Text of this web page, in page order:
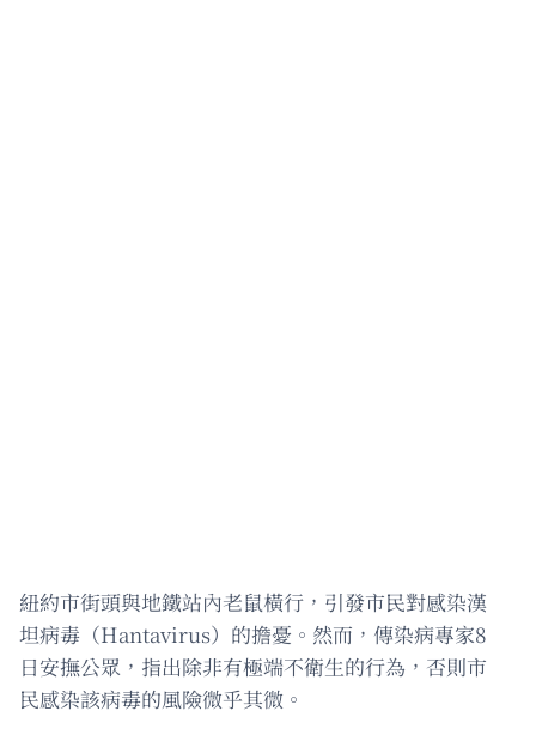
紐約市街頭與地鐵站內老鼠橫行，引發市民對感染漢
坦病毒（Hantavirus）的擔憂。然而，傳染病專家8
日安撫公眾，指出除非有極端不衛生的行為，否則市
民感染該病毒的風險微乎其微。